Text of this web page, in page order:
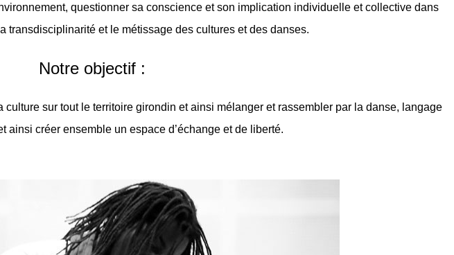
questionner sa conscience et son implication individuelle et collective dans
transdisciplinarité et le métissage des cultures et des danses.
Notre objectif :
sur tout le territoire girondin et ainsi mélanger et rassembler par la danse, langage
ainsi créer ensemble un espace d’échange et de liberté.